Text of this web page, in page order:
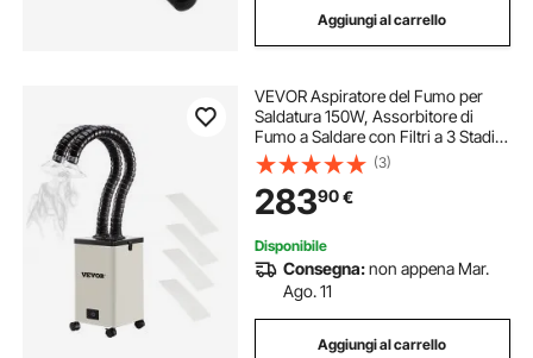
Aggiungi al carrello
VEVOR Aspiratore del Fumo per
Saldatura 150W, Assorbitore di
Fumo a Saldare con Filtri a 3 Stadi,
Estrattore di Saldatura del Fumo per
Stazione di Saldatura, Depuratore
per Saldatura Capo Singolo
(3)
28390€
Disponibile
Consegna:non appena Mar.
Ago. 11
Aggiungi al carrello